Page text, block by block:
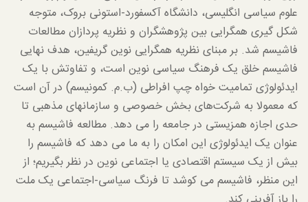
علوم سیاسی انگلیسی، دانشگاه آکسفورد-استونی بروک، متوجه
شکل گیری همگرایی بین پژوهشگران و نظریه پردازان مطالعات
فاشیسم شد. بر مبنای نظریه همگرایی نوین گریفین، هدف نهایی
فاشیسم خلق یک فرهنگ سیاسی نوین است، و تفاوتش با یک
ایدئولوژی تمامیت خواه چپ افراطی (ب.م. کمونیسم) در آن است
که معمولا به شرکت‌های بخش خصوصی و سازمانهای مذهبی تا
حدی اجازه همزیستی در جامعه را می دهد. مطالعه فاشیسم به
عنوان یک ایدئولوژی این امکان را به ما می دهد که فاشیسم را
بیش از یک سیستم اقتصادی یا اجتماعی نوین در نظر بگیریم؛ از
این منظر، فاشیسم می کوشد تا فرنگ سیاسی-اجتماعی یک ملت